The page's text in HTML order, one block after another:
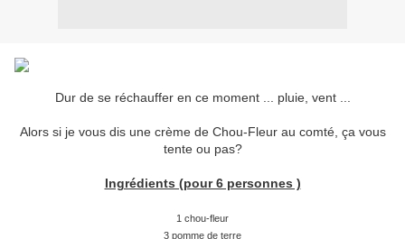
Dur de se réchauffer en ce moment ... pluie, vent ...
Alors si je vous dis une crème de Chou-Fleur au comté, ça vous
tente ou pas?
Ingrédients (pour 6 personnes )
1 chou-fleur
3 pomme de terre